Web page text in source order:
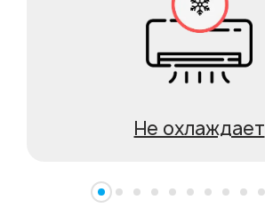
Не охлаждает